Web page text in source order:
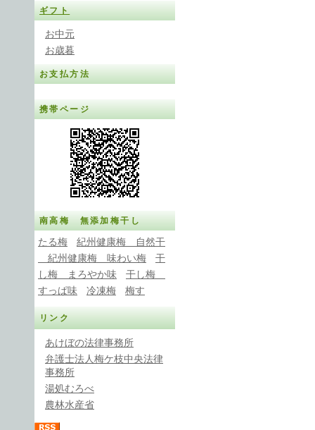
ギフト
お中元
お歳暮
お支払方法
携帯ページ
南高梅 無添加梅干し
たる梅
紀州健康梅 自然干
紀州健康梅 味わい梅
干
し梅 まろやか味
干し梅
すっぱ味
冷凍梅 梅す
リンク
あけぼの法律事務所
弁護士法人梅ケ枝中央法律
事務所
湯処むろべ
農林水産省